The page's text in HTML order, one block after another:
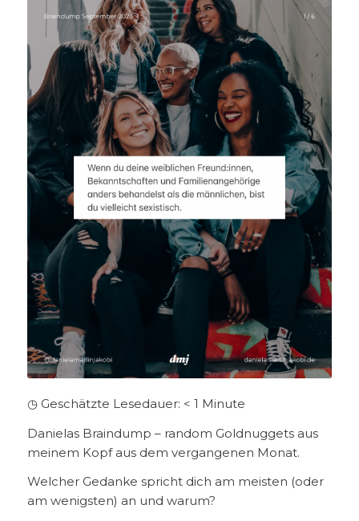
◷ Geschätzte Lesedauer: < 1 Minute
Danielas Braindump – random Goldnuggets aus
meinem Kopf aus dem vergangenen Monat.
Welcher Gedanke spricht dich am meisten (oder
am wenigsten) an und warum?